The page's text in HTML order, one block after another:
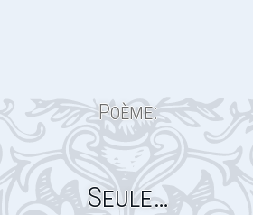
Poème:
Seule…